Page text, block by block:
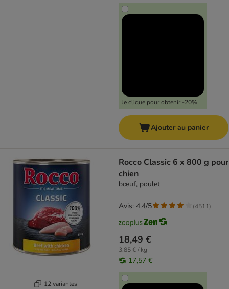
Je clique pour obtenir -20%
Ajouter au panier
12 variantes
Rocco Classic 6 x 800 g pour
chien
bœuf, poulet
18,49 €
3,85 € / kg
17,57 €
Avis: 4.4/5 (4511)